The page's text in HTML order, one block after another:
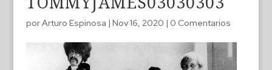
porArturo Espinosa | Nov 16, 2020 | 0 Comentarios